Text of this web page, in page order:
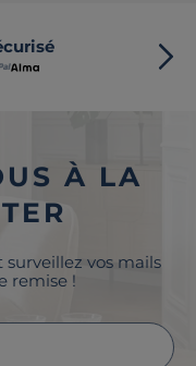
À LA
vos mails
remise !